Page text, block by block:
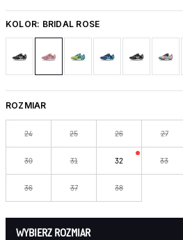
KOLOR: BRIDAL ROSE
ROZMIAR
24 25 26 27
30 31 32 33
36 37 38
WYBIERZ ROZMIAR